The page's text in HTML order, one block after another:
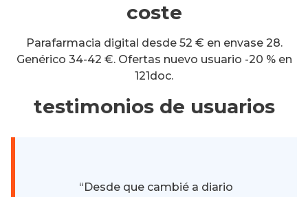
coste
Parafarmacia digital desde 52 € en envase 28.
Genérico 34-42 €. Ofertas nuevo usuario -20 % en
121doc.
testimonios de usuarios
“Desde que cambié a diario